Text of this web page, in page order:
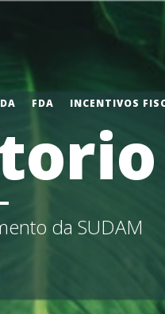
da SUDAM
FDA INCENTIVOS